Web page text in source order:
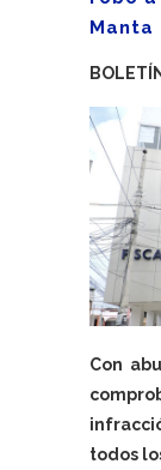
Manta
Con
todos